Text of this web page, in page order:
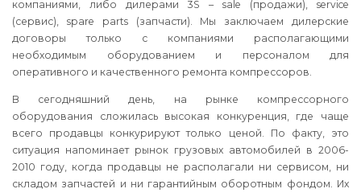
компаниями, либо дилерами 3S – sale (продажи), service
(сервис), spare parts (запчасти). Мы заключаем дилерские
договоры только с компаниями располагающими
необходимым оборудованием и персоналом для
оперативного и качественного ремонта компрессоров.
В сегодняшний день, на рынке компрессорного
оборудования сложилась высокая конкуренция, где чаще
всего продавцы конкурируют только ценой. По факту, это
ситуация напоминает рынок грузовых автомобилей в 2006-
2010 году, когда продавцы не располагали ни сервисом, ни
складом запчастей и ни гарантийным оборотным фондом. Их